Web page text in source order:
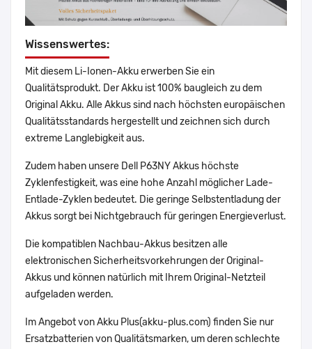
Wissenswertes:
Mit diesem Li-Ionen-Akku erwerben Sie ein
Qualitätsprodukt. Der Akku ist 100% baugleich zu dem
Original Akku. Alle Akkus sind nach höchsten europäischen
Qualitätsstandards hergestellt und zeichnen sich durch
extreme Langlebigkeit aus.
Zudem haben unsere Dell P63NY Akkus höchste
Zyklenfestigkeit, was eine hohe Anzahl möglicher Lade-
Entlade-Zyklen bedeutet. Die geringe Selbstentladung der
Akkus sorgt bei Nichtgebrauch für geringen Energieverlust.
Die kompatiblen Nachbau-Akkus besitzen alle
elektronischen Sicherheitsvorkehrungen der Original-
Akkus und können natürlich mit Ihrem Original-Netzteil
aufgeladen werden.
Im Angebot von Akku Plus(akku-plus.com) finden Sie nur
Ersatzbatterien von Qualitätsmarken, um deren schlechte